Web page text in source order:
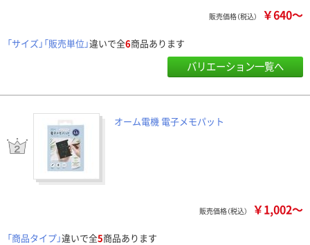
販売価格（税込） ￥640～
「サイズ」「販売単位」違いで全6商品あります
バリエーション一覧へ
オーム電機 電子メモパット
販売価格（税込） ￥1,002～
「商品タイプ」違いで全5商品あります